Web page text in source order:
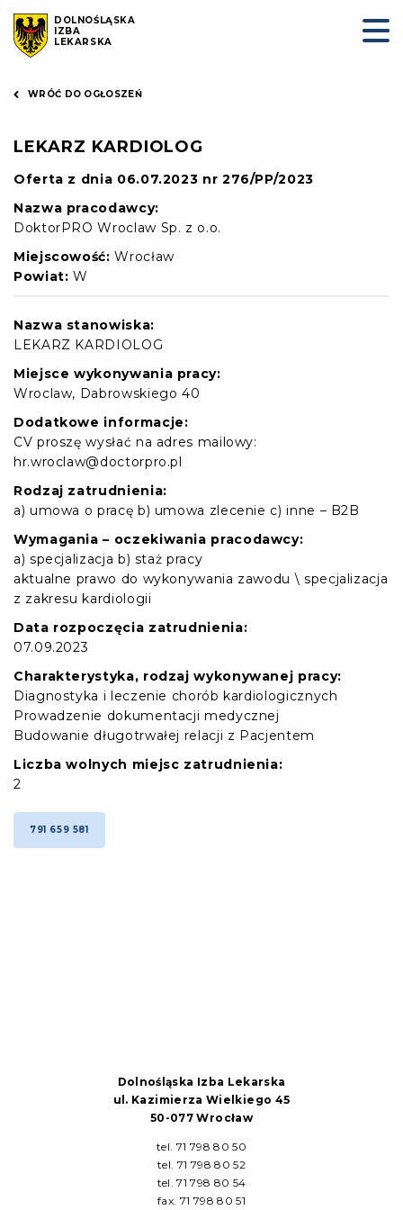
DOLNOŚLĄSKA
IZBA
LEKARSKA
WRÓĆ DO OGŁOSZEŃ
LEKARZ KARDIOLOG
Oferta z dnia 06.07.2023 nr 276/PP/2023
Nazwa pracodawcy:
DoktorPRO Wroclaw Sp. z o.o.
Miejscowość: Wrocław
Powiat: W
Nazwa stanowiska:
LEKARZ KARDIOLOG
Miejsce wykonywania pracy:
Wroclaw, Dabrowskiego 40
Dodatkowe informacje:
CV proszę wysłać na adres mailowy:
hr.wroclaw@doctorpro.pl
Rodzaj zatrudnienia:
a) umowa o pracę b) umowa zlecenie c) inne – B2B
Wymagania – oczekiwania pracodawcy:
a) specjalizacja b) staż pracy
aktualne prawo do wykonywania zawodu \ specjalizacja
z zakresu kardiologii
Data rozpoczęcia zatrudnienia:
07.09.2023
Charakterystyka, rodzaj wykonywanej pracy:
Diagnostyka i leczenie chorób kardiologicznych
Prowadzenie dokumentacji medycznej
Budowanie długotrwałej relacji z Pacjentem
Liczba wolnych miejsc zatrudnienia:
2
791 659 581
Dolnośląska Izba Lekarska
ul. Kazimierza Wielkiego 45
50-077 Wrocław
tel. 71 798 80 50
tel. 71 798 80 52
tel. 71 798 80 54
fax. 71 798 80 51